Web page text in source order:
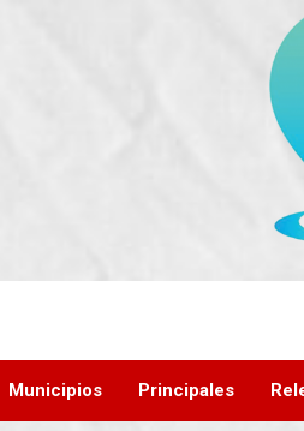
Municipios Principales